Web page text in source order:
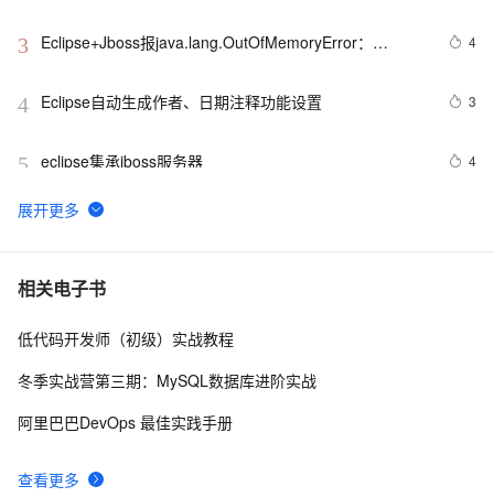
3
Eclipse+Jboss报java.lang.OutOfMemoryError：
4
4 Eclipse自动生成作者、日期注释功能设置 3
5 eclipse集承jboss服务器 4
6 ECLIPSE MYECLIPSE 在线安装SVN
7 Eclipse 寻找迷失的ID
8 MyEclipse查找Web服务
相关电子书
查看更多
低代码开发师（初级）实战教程
冬季实战营第三期：MySQL数据库进阶实战
阿里巴巴DevOps 最佳实践手册